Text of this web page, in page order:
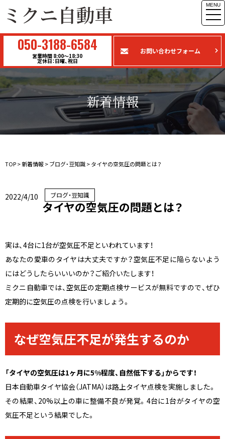
MENU
050-3188-6584
営業時間 8:00〜18:30
定休日：日曜、祝日
お問い合わせフォーム
新着情報
TOP>新着情報>ブログ・豆知識>タイヤの空気圧の問題とは？
2022/4/10 ブログ・豆知識
タイヤの空気圧の問題とは？
実は、4台に1台が空気圧不足といわれています！
あなたの愛車のタイヤは大丈夫ですか？空気圧不足に陥らないよう
にはどうしたらいいいのか？ご紹介いたします！
ミクニ自動車では、空気圧の定期点検サービスが無料ですので、ぜひ
定期的に空気圧の点検を行いましょう。
なぜ空気圧不足が発生するのか
「タイヤの空気圧は1ヶ月に5%程度、自然低下する」からです！
日本自動車タイヤ協会（JATMA）は路上タイヤ点検を実施しました。
その結果、20%以上の車に整備不良が発覚。4台に1台がタイヤの空
気圧不足という結果でした。